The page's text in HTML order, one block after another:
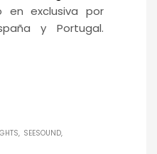
en exclusiva por
y Portugal.
SEESOUND